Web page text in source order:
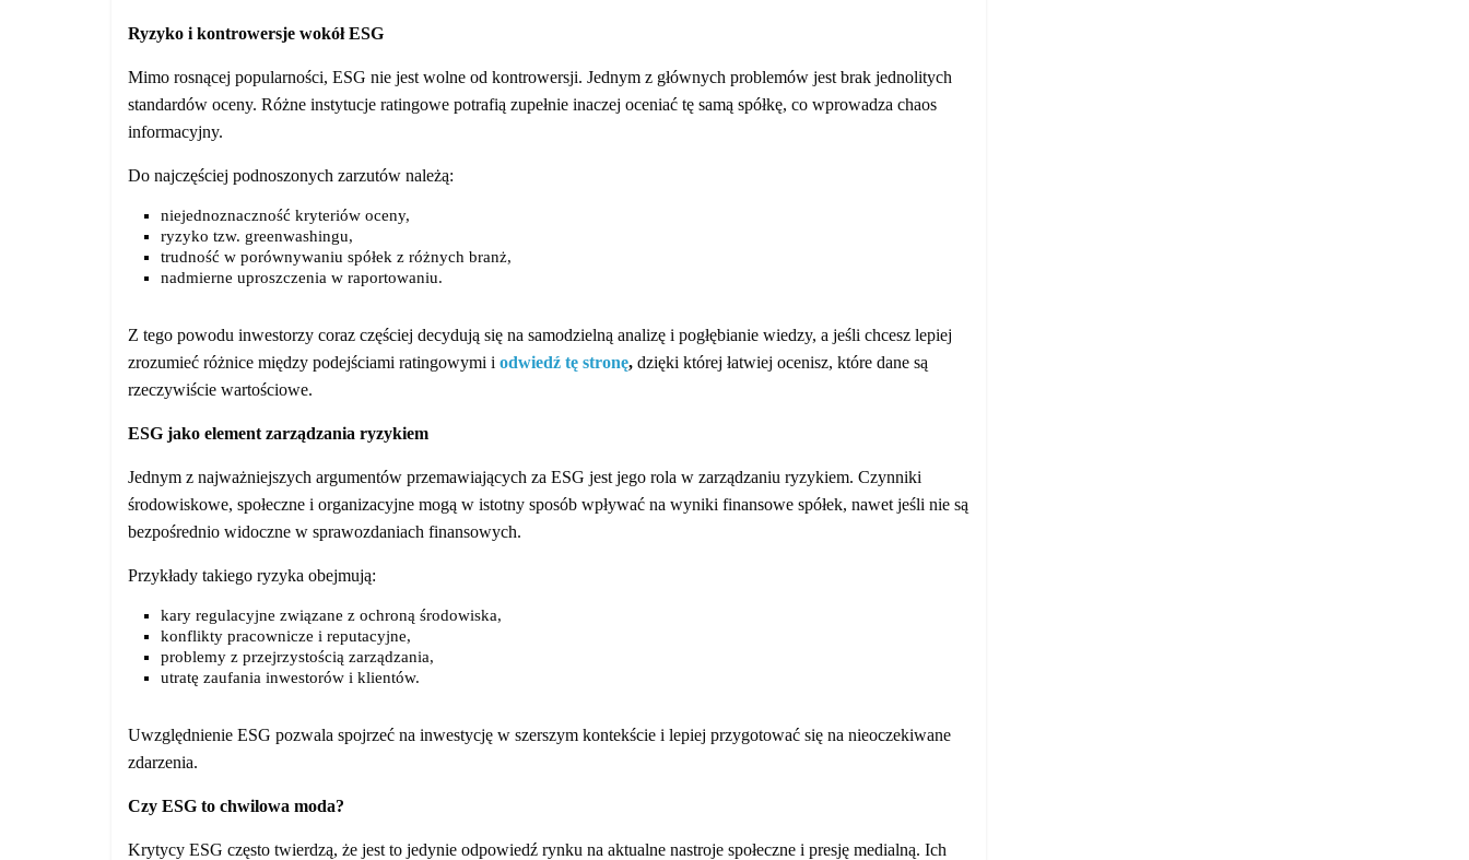
Ryzyko i kontrowersje wokół ESG
Mimo rosnącej popularności, ESG nie jest wolne od kontrowersji. Jednym z głównych problemów jest brak jednolitych
standardów oceny. Różne instytucje ratingowe potrafią zupełnie inaczej oceniać tę samą spółkę, co wprowadza chaos
informacyjny.
Do najczęściej podnoszonych zarzutów należą:
niejednoznaczność kryteriów oceny,
ryzyko tzw. greenwashingu,
trudność w porównywaniu spółek z różnych branż,
nadmierne uproszczenia w raportowaniu.
Z tego powodu inwestorzy coraz częściej decydują się na samodzielną analizę i pogłębianie wiedzy, a jeśli chcesz lepiej
zrozumieć różnice między podejściami ratingowymi i odwiedź tę stronę, dzięki której łatwiej ocenisz, które dane są
rzeczywiście wartościowe.
ESG jako element zarządzania ryzykiem
Jednym z najważniejszych argumentów przemawiających za ESG jest jego rola w zarządzaniu ryzykiem. Czynniki
środowiskowe, społeczne i organizacyjne mogą w istotny sposób wpływać na wyniki finansowe spółek, nawet jeśli nie są
bezpośrednio widoczne w sprawozdaniach finansowych.
Przykłady takiego ryzyka obejmują:
kary regulacyjne związane z ochroną środowiska,
konflikty pracownicze i reputacyjne,
problemy z przejrzystością zarządzania,
utratę zaufania inwestorów i klientów.
Uwzględnienie ESG pozwala spojrzeć na inwestycję w szerszym kontekście i lepiej przygotować się na nieoczekiwane
zdarzenia.
Czy ESG to chwilowa moda?
Krytycy ESG często twierdzą, że jest to jedynie odpowiedź rynku na aktualne nastroje społeczne i presję medialną. Ich